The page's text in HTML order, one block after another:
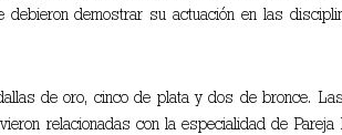
debieron demostrar su actuación en las
de oro, cinco de plata y dos de bronce.
relacionadas con la especialidad de Pareja